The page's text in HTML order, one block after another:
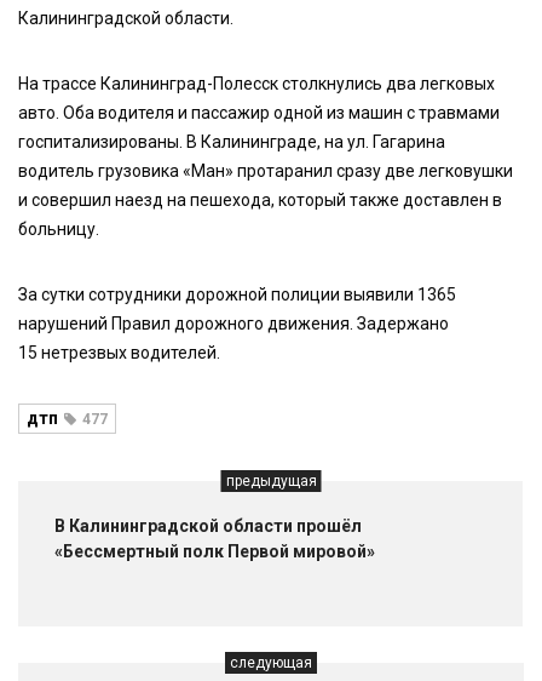
Калининградской области.
На трассе Калининград-Полесск столкнулись два легковых
авто. Оба водителя и пассажир одной из машин с травмами
госпитализированы. В Калининграде, на ул. Гагарина
водитель грузовика «Ман» протаранил сразу две легковушки
и совершил наезд на пешехода, который также доставлен в
больницу.
За сутки сотрудники дорожной полиции выявили 1365
нарушений Правил дорожного движения. Задержано
15 нетрезвых водителей.
дтп 477
предыдущая
В Калининградской области прошёл
«Бессмертный полк Первой мировой»
следующая